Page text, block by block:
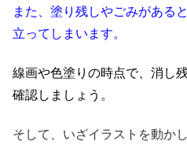
また、塗り残しやごみがある
立ってしまいます。
線画や色塗りの時点で、消し
確認しましょう。
そして、いざイラストを動か